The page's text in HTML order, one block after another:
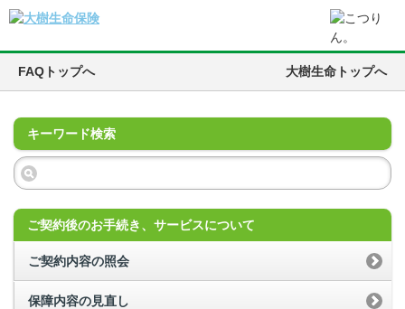
FAQトップへ 大樹生命トップへ
キーワード検索
ご契約後のお手続き、サービスについて
ご契約内容の照会
保障内容の見直し